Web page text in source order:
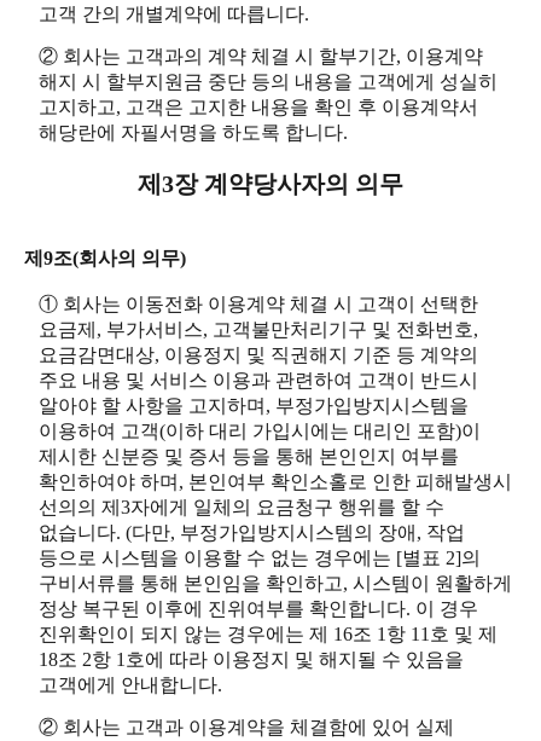
고객 간의 개별계약에 따릅니다.
② 회사는 고객과의 계약 체결 시 할부기간, 이용계약
해지 시 할부지원금 중단 등의 내용을 고객에게 성실히
고지하고, 고객은 고지한 내용을 확인 후 이용계약서
해당란에 자필서명을 하도록 합니다.
제3장 계약당사자의 의무
제9조(회사의 의무)
① 회사는 이동전화 이용계약 체결 시 고객이 선택한
요금제, 부가서비스, 고객불만처리기구 및 전화번호,
요금감면대상, 이용정지 및 직권해지 기준 등 계약의
주요 내용 및 서비스 이용과 관련하여 고객이 반드시
알아야 할 사항을 고지하며, 부정가입방지시스템을
이용하여 고객(이하 대리 가입시에는 대리인 포함)이
제시한 신분증 및 증서 등을 통해 본인인지 여부를
확인하여야 하며, 본인여부 확인소홀로 인한 피해발생시
선의의 제3자에게 일체의 요금청구 행위를 할 수
없습니다. (다만, 부정가입방지시스템의 장애, 작업
등으로 시스템을 이용할 수 없는 경우에는 [별표 2]의
구비서류를 통해 본인임을 확인하고, 시스템이 원활하게
정상 복구된 이후에 진위여부를 확인합니다. 이 경우
진위확인이 되지 않는 경우에는 제 16조 1항 11호 및 제
18조 2항 1호에 따라 이용정지 및 해지될 수 있음을
고객에게 안내합니다.
② 회사는 고객과 이용계약을 체결함에 있어 실제